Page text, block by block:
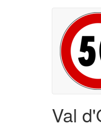
Main
User
Val